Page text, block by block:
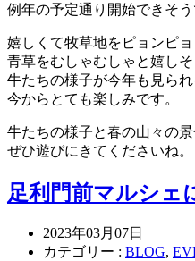
例年の予定通り開始できそう
嬉しくて牧草地をピョンピョ
青草をむしゃむしゃと嬉し
牛たちの様子が今年も見ら
今からとても楽しみです。
牛たちの様子と春の山々の
ぜひ遊びにきてくださいね。
足利門前マルシェ
2023年03月07日
カテゴリー : BLOG,